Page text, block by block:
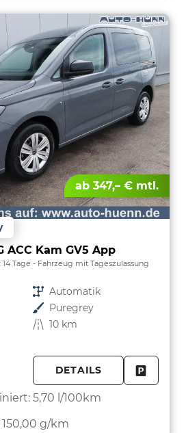
ab 347,– € mtl.
ACC Kam GV5 App
14 Tage Fahrzeug mit Tageszulassung
Getriebe Automatik
Außenfarbe Puregrey
Kilometerstand 10 km
DETAILS
5,70 l/100km
150,00 g/km